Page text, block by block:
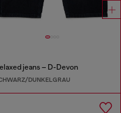
jeans – D-Devon
DUNKELGRAU